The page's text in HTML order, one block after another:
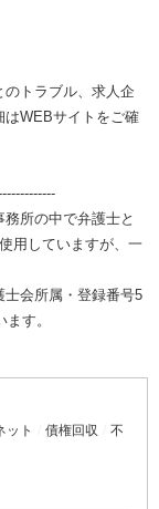
トラブル、求人企
はWEBサイトをご確
所の中で弁護士と
用していますが、一
会所属・登録番号5
す。
ット 債権回収
不